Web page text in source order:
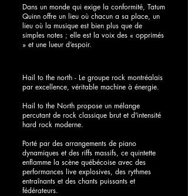
Dans un monde qui exige la conformité, Tatum
Quinn offre un lieu où chacun a sa place, un
lieu où la musique est bien plus que de
simples notes ; elle est la voix des « opprimés
» et une lueur d’espoir.
Hail to the north - Le groupe rock montréalais
par excellence, véritable machine à énergie.
Hail to the North propose un mélange
percutant de rock classique brut et d'intensité
hard rock moderne.
Porté par des arrangements de piano
dynamiques et des riffs massifs, ce quintette
enflamme la scène québécoise avec des
performances live explosives, des rythmes
entraînants et des chants puissants et
fédérateurs.